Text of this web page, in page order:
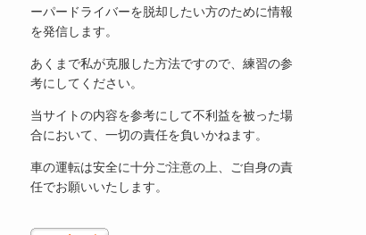
ーパードライバーを脱却したい方のために情報
を発信します。
あくまで私が克服した方法ですので、練習の参
考にしてください。
当サイトの内容を参考にして不利益を被った場
合において、一切の責任を負いかねます。
車の運転は安全に十分ご注意の上、ご自身の責
任でお願いいたします。